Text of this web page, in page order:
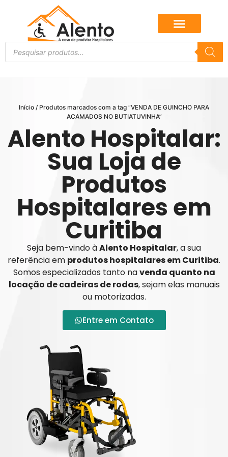
Início / Produtos marcados com a tag “VENDA DE GUINCHO PARA
ACAMADOS NO BUTIATUVINHA”
Alento Hospitalar:
Sua Loja de
Produtos
Hospitalares em
Curitiba
Seja bem-vindo àAlento Hospitalar, a sua
referência em produtos hospitalares em Curitiba.
Somos especializados tanto navenda quanto na
locação de cadeiras de rodas, sejam elas manuais
ou motorizadas.
Entre em Contato